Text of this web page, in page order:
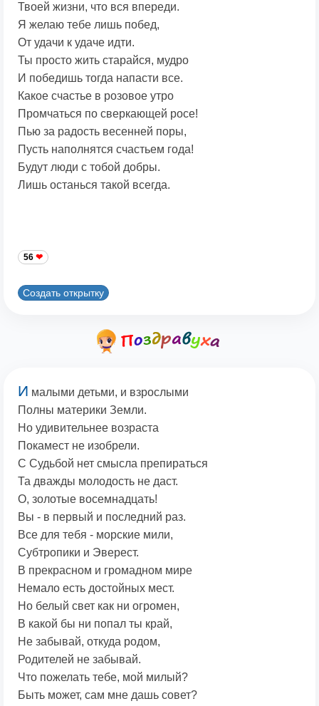
Твоей жизни, что вся впереди.
Я желаю тебе лишь побед,
От удачи к удаче идти.
Ты просто жить старайся, мудро
И победишь тогда напасти все.
Какое счастье в розовое утро
Промчаться по сверкающей росе!
Пью за радость весенней поры,
Пусть наполнятся счастьем года!
Будут люди с тобой добры.
Лишь останься такой всегда.
56
Создать открытку
И малыми детьми, и взрослыми
Полны материки Земли.
Но удивительнее возраста
Покамест не изобрели.
С Судьбой нет смысла препираться
Та дважды молодость не даст.
О, золотые восемнадцать!
Вы - в первый и последний раз.
Все для тебя - морские мили,
Субтропики и Эверест.
В прекрасном и громадном мире
Немало есть достойных мест.
Но белый свет как ни огромен,
В какой бы ни попал ты край,
Не забывай, откуда родом,
Родителей не забывай.
Что пожелать тебе, мой милый?
Быть может, сам мне дашь совет?